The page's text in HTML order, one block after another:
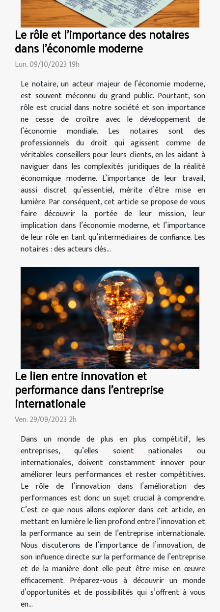
Le rôle et l'importance des notaires
dans l'économie moderne
Lun. 09/10/2023 19h
Le notaire, un acteur majeur de l’économie moderne,
est souvent méconnu du grand public. Pourtant, son
rôle est crucial dans notre société et son importance
ne cesse de croître avec le développement de
l’économie mondiale. Les notaires sont des
professionnels du droit qui agissent comme de
véritables conseillers pour leurs clients, en les aidant à
naviguer dans les complexités juridiques de la réalité
économique moderne. L’importance de leur travail,
aussi discret qu’essentiel, mérite d’être mise en
lumière. Par conséquent, cet article se propose de vous
faire découvrir la portée de leur mission, leur
implication dans l’économie moderne, et l’importance
de leur rôle en tant qu’intermédiaires de confiance. Les
notaires : des acteurs clés...
Le lien entre innovation et
performance dans l'entreprise
internationale
Ven. 29/09/2023 2h
Dans un monde de plus en plus compétitif, les
entreprises, qu’elles soient nationales ou
internationales, doivent constamment innover pour
améliorer leurs performances et rester compétitives.
Le rôle de l’innovation dans l’amélioration des
performances est donc un sujet crucial à comprendre.
C’est ce que nous allons explorer dans cet article, en
mettant en lumière le lien profond entre l’innovation et
la performance au sein de l’entreprise internationale.
Nous discuterons de l’importance de l’innovation, de
son influence directe sur la performance de l’entreprise
et de la manière dont elle peut être mise en œuvre
efficacement. Préparez-vous à découvrir un monde
d’opportunités et de possibilités qui s’offrent à vous
en...